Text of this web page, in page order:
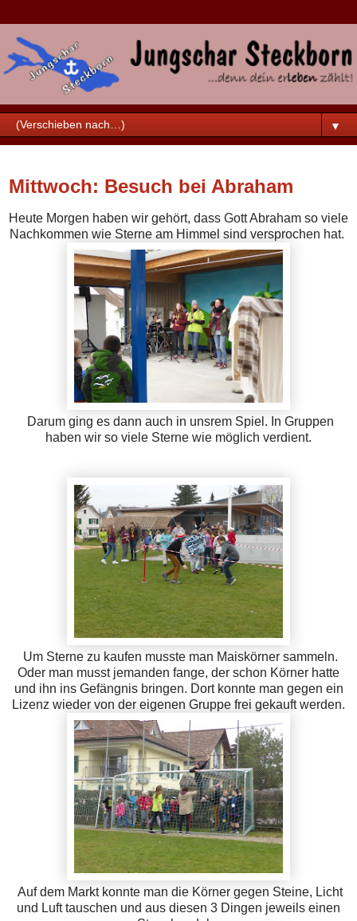
▼
Mittwoch: Besuch bei Abraham
Heute Morgen haben wir gehört, dass Gott Abraham so viele
Nachkommen wie Sterne am Himmel sind versprochen hat.
Darum ging es dann auch in unsrem Spiel. In Gruppen
haben wir so viele Sterne wie möglich verdient.
Um Sterne zu kaufen musste man Maiskörner sammeln.
Oder man musst jemanden fange, der schon Körner hatte
und ihn ins Gefängnis bringen. Dort konnte man gegen ein
Lizenz wieder von der eigenen Gruppe frei gekauft werden.
Auf dem Markt konnte man die Körner gegen Steine, Licht
und Luft tauschen und aus diesen 3 Dingen jeweils einen